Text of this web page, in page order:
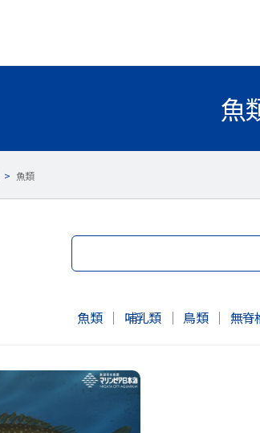
魚
> 魚類
魚類 ｜ 哺乳類 ｜ 鳥類 ｜ 無脊